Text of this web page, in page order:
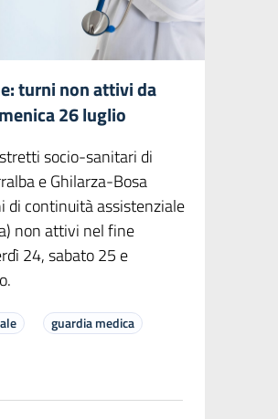
turni non attivi da
26 luglio
socio-sanitari di
e Ghilarza-Bosa
di continuità assistenziale
non attivi nel fine
24, sabato 25 e
guardia medica